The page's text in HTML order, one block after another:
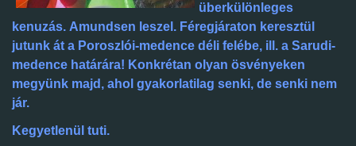
überkülönleges
kenuzás. Amundsen leszel. Féregjáraton keresztül
jutunk át a Poroszlói-medence déli felébe, ill. a Sarudi-
medence határára! Konkrétan olyan ösvényeken
megyünk majd, ahol gyakorlatilag senki, de senki nem
jár.
Kegyetlenül tuti.